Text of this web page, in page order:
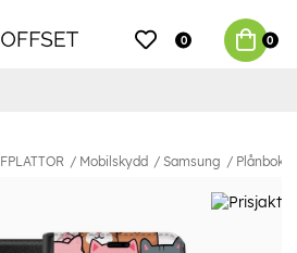
0 0
Mobilskydd Samsung